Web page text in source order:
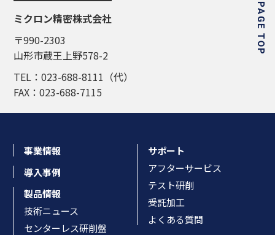
PAGE TOP
ミクロン精密株式会社
〒990-2303
山形市蔵王上野578-2
TEL：023-688-8111（代）
FAX：023-688-7115
事業情報
導入事例
製品情報
技術ニュース
センターレス研削盤
サポート
アフターサービス
テスト研削
受託加工
よくある質問